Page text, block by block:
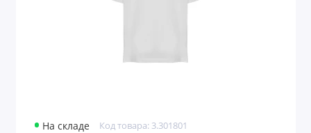
На складе Код товара: 3.301801